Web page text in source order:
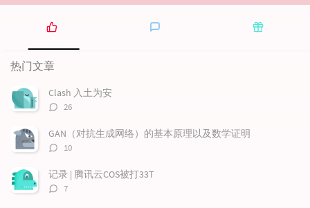
热
门
文
章
热门文章
Clash 入土为安
评
数：
26
GAN（对抗生成网络）的基本原理以及数学证明
评
数：
10
记录 | 腾讯云COS被打33T
评
7